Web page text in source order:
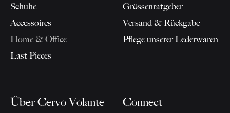
Schuhe
Accessoires
Home & Office
Last Pieces
Grössenratgeber
Versand & Rückgabe
Pflege unserer Lederwaren
Über Cervo Volante Connect